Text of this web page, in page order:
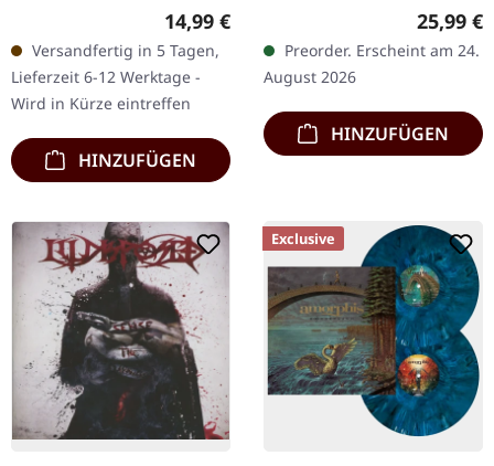
Records. CD im Digipack
Obituarys drittes Album
"The End Complete"
(1992)…
Regulärer Preis:
14,99 €
Versandfertig in 5 Tagen,
Lieferzeit 6-12 Werktage -
Wird in Kürze eintreffen
HINZUFÜGEN
Shall Rise Productions.
Schwarzes Vinyl im
Standard-Cover. Inklusive
16-seitigem 10"-Booklet…
25,99 €
Preorder. Erscheint am 24.
August 2026
HINZUFÜGEN
Exclusive